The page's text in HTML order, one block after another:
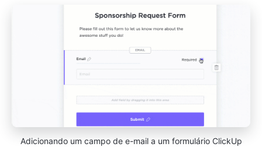
Adicionando um campo de e-mail a um formulário ClickUp